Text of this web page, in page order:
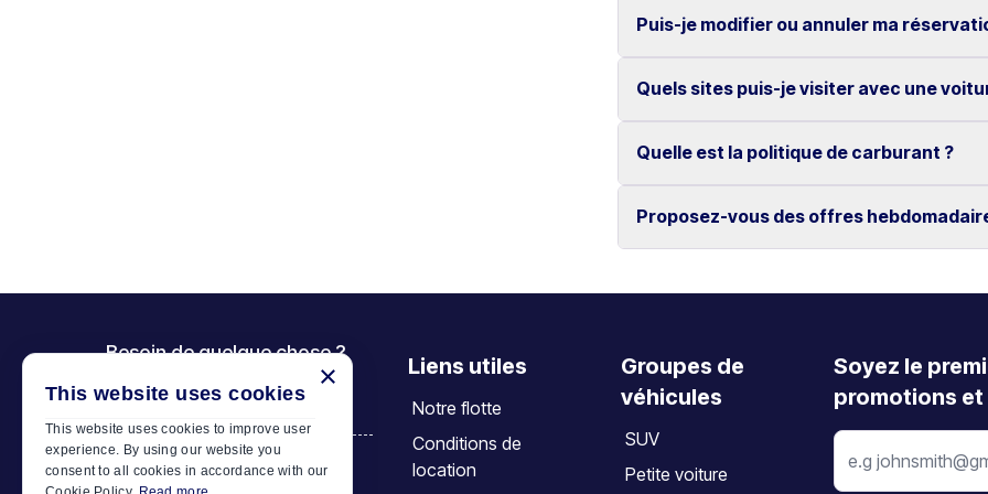
Si nécessaire, un véhicule de remplacement
Non, tous nos véhicules bénéficient du
Puis-je modifier ou annuler ma
Oui, les modifications et annulations sont
L’annulation doit être effectuée au moins 2
Quels sites puis-je visiter avec une
Découvrez des lieux emblématiques tels
Quelle est la politique de carburant ?
Le véhicule doit être restitué avec le même
Proposez-vous des offres
Oui, nous proposons des tarifs
Besoin de quelque chose ?
Appelez-nous
+30 6944 833 391
Liens utiles
Notre flotte
Conditions de
location
Groupes de
véhicules
SUV
Petite voiture
Soyez le
promotions
×
This website uses cookies
This website uses cookies to improve user
experience. By using our website you
consent to all cookies in accordance with our